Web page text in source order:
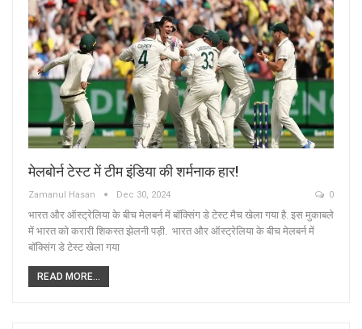
मेलबोर्न टेस्ट में टीम इंडिया की शर्मनाक हार!
Zamanul Hasan Dec 30, 2024 0
भारत और ऑस्ट्रेल‍िया के बीच मेलबर्न में बॉक्स‍िंग डे टेस्ट मैच खेला गया है. इस मुकाबले
में भारत को करारी शिकस्त झेलनी पड़ी. भारत और ऑस्ट्रेलिया के बीच मेलबर्न में
बॉक्सिंग डे टेस्ट खेला गया
READ MORE...